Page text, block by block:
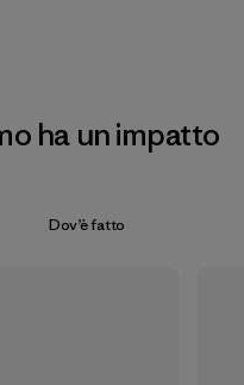
ha un impatto
Dov’è fatto